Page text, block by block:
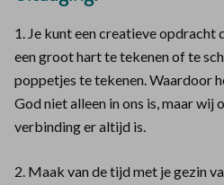
1. Je kunt een creatieve
een groot hart te tekenen of te
poppetjes te tekenen. Waardoor
God niet alleen in ons is, maar wij
verbinding er altijd is.
2. Maak van de tijd met je gezin